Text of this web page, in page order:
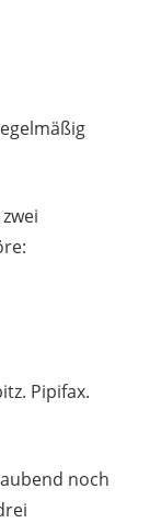
Pipifax.
noch